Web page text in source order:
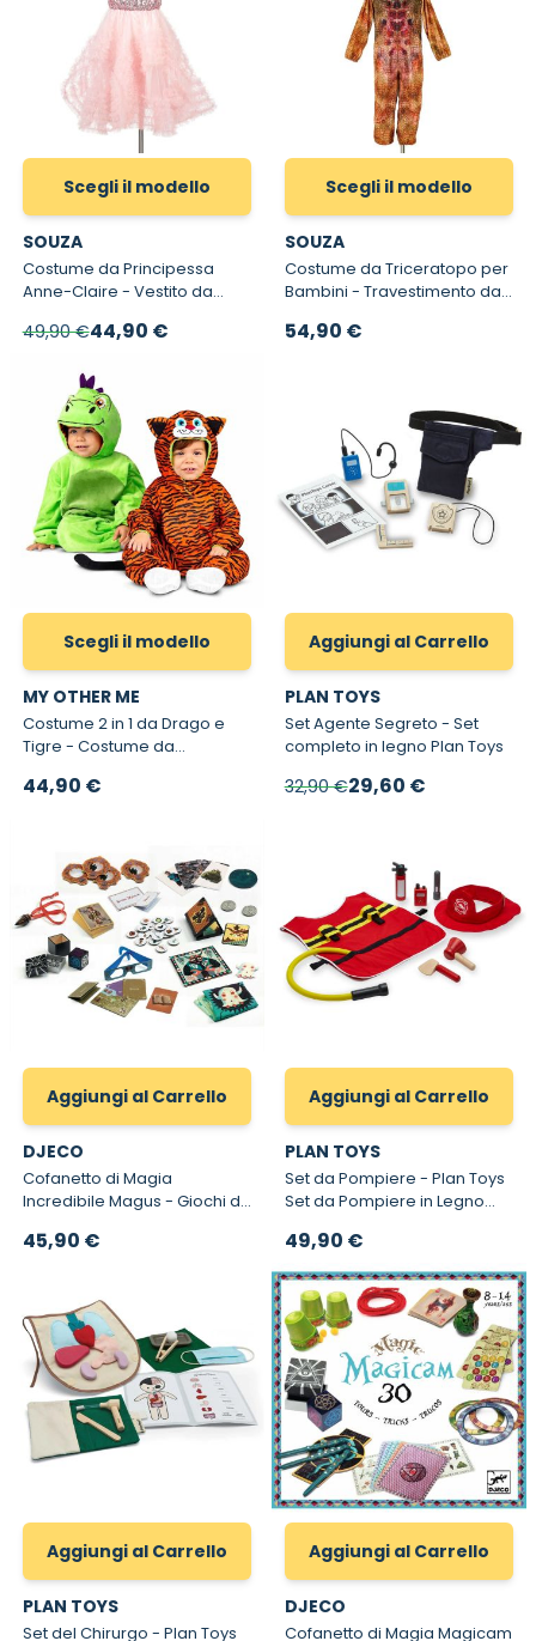
Scegli il modello
SOUZA
Costume da Principessa
Anne-Claire - Vestito da
Bambina
49,90 €A partire da
44,90 €
Scegli il modello
SOUZA
Costume da Triceratopo per
Bambini - Travestimento da
54,90 €
Scegli il modello
MY OTHER ME
Costume 2 in 1 da Drago e
Tigre - Costume da
Reversibile
A partire da
44,90 €
Aggiungi al Carrello
PLAN TOYS
Set Agente Segreto - Set
completo in legno Plan Toys
32,90 €Prezzo speciale
29,60 €
Aggiungi al Carrello
DJECO
Cofanetto di Magia
Incredibile Magus - Giochi di
45,90 €
Aggiungi al Carrello
PLAN TOYS
Set da Pompiere - Plan Toys
Set da Pompiere in Legno
49,90 €
Aggiungi al Carrello
PLAN TOYS
Set del Chirurgo - Plan Toys
Aggiungi al Carrello
DJECO
Cofanetto di Magia Magicam